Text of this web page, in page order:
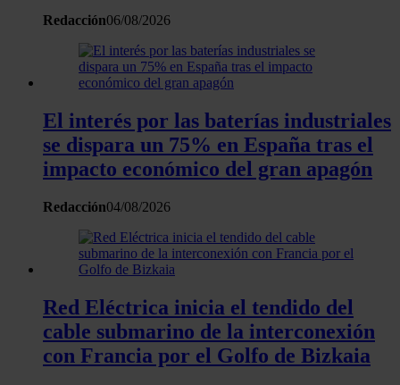
Redacción06/08/2026
El interés por las baterías industriales
se dispara un 75% en España tras el
impacto económico del gran apagón
Redacción04/08/2026
Red Eléctrica inicia el tendido del
cable submarino de la interconexión
con Francia por el Golfo de Bizkaia